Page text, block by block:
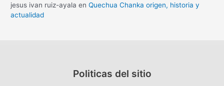
jesus ivan ruiz-ayala enQuechua Chanka origen, historia y
actualidad
Politicas del sitio